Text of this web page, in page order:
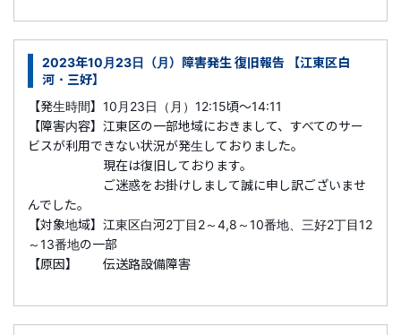
2023年10月23日（月）障害発生 復旧報告 【江東区白
河・三好】
【発生時間】10月23日（月）12:15頃～14:11
【障害内容】江東区の一部地域におきまして、すべてのサー
ビスが利用できない状況が発生しておりました。
現在は復旧しております。
ご迷惑をお掛けしまして誠に申し訳ございませ
んでした。
【対象地域】江東区白河2丁目2～4,8～10番地、三好2丁目12
～13番地の一部
【原因】 伝送路設備障害